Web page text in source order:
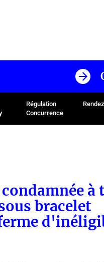
Régulation
Concurrence
à
bracelet